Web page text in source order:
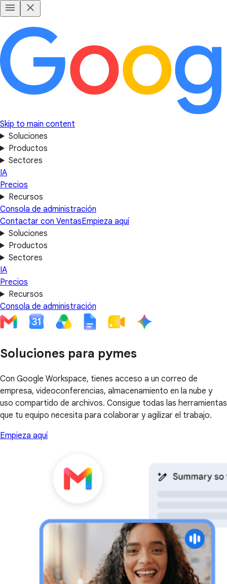
Skip to main content
Soluciones
Productos
Sectores
IA
Precios
Recursos
Consola de administración
Contactar con VentasEmpieza aquí
Soluciones
Productos
Sectores
IA
Precios
Recursos
Consola de administración
Soluciones para pymes
Con Google Workspace, tienes acceso a un correo de
empresa, videoconferencias, almacenamiento en la nube y
uso compartido de archivos. Consigue todas las herramientas
que tu equipo necesita para colaborar y agilizar el trabajo.
Empieza aquí